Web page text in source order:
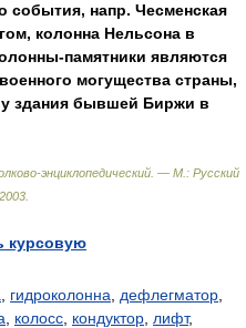
события, напр. Чесменская
, колонна Нельсона в
памятники являются
могущества страны,
здания бывшей Биржи в
энциклопедический. — М.: Русский
2003
курсовую
гидроколонна дефлегматор
колосс кондуктор лифт,